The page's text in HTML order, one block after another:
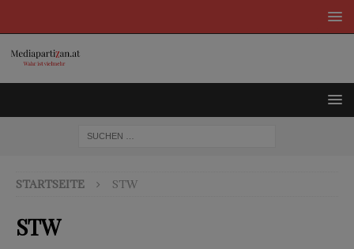
STARTSEITE STW
STW